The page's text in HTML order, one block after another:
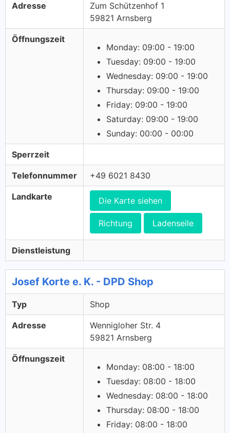
Adresse
Zum Schützenhof 1
59821 Arnsberg
Öffnungszeit
Monday: 09:00 - 19:00
Tuesday: 09:00 - 19:00
Wednesday: 09:00 - 19:00
Thursday: 09:00 - 19:00
Friday: 09:00 - 19:00
Saturday: 09:00 - 19:00
Sunday: 00:00 - 00:00
Sperrzeit
Telefonnummer +49 6021 8430
Landkarte Die Karte siehen
Richtung Ladenseile
Dienstleistung
Josef Korte e. K. - DPD Shop
Typ Shop
Adresse
Wennigloher Str. 4
59821 Arnsberg
Öffnungszeit
Monday: 08:00 - 18:00
Tuesday: 08:00 - 18:00
Wednesday: 08:00 - 18:00
Thursday: 08:00 - 18:00
Friday: 08:00 - 18:00